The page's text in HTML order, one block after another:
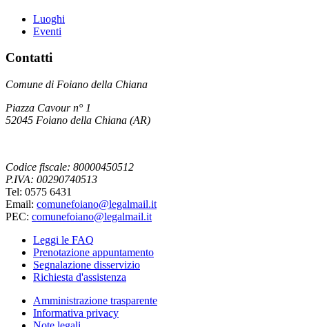
Luoghi
Eventi
Contatti
Comune di Foiano della Chiana
Piazza Cavour n° 1
52045 Foiano della Chiana (AR)
Codice fiscale: 80000450512
P.IVA: 00290740513
Tel: 0575 6431
Email: comunefoiano@legalmail.it
PEC: comunefoiano@legalmail.it
Leggi le FAQ
Prenotazione appuntamento
Segnalazione disservizio
Richiesta d'assistenza
Amministrazione trasparente
Informativa privacy